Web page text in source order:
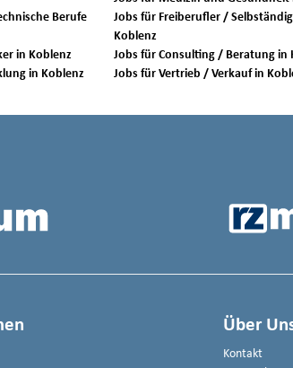
Berufe
Jobs für Ingenieurberufe / Techniker in Koblenz
Jobs für IT / TK / Software-Entwicklung in Koblenz
Jobs für Freiberufler /
Koblenz
Jobs für
Jobs für Vertrieb /
Über
Kontakt